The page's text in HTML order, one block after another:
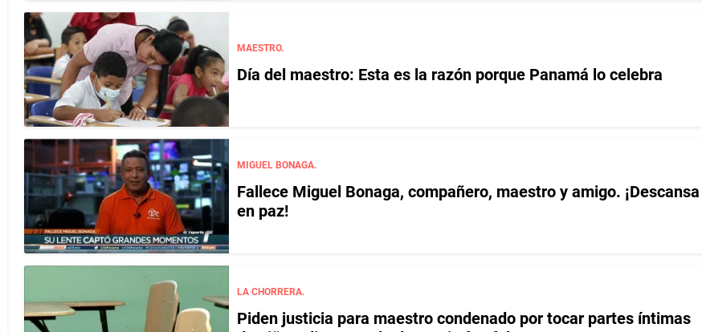
MAESTRO.
Día del maestro: Esta es la razón porque Panamá lo celebra
MIGUEL BONAGA.
Fallece Miguel Bonaga, compañero, maestro y amigo. ¡Descansa
en paz!
LA CHORRERA.
Piden justicia para maestro condenado por tocar partes íntimas